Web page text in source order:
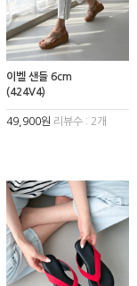
이벨 샌들 6cm
(424V4)
49,900원 리뷰수 : 2개